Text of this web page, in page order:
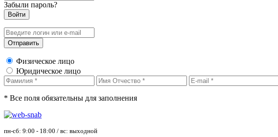
Забыли пароль?
Физическое лицо
Юридическое лицо
* Все поля обязательны для заполнения
пн-сб: 9:00 - 18:00 / вс: выходной